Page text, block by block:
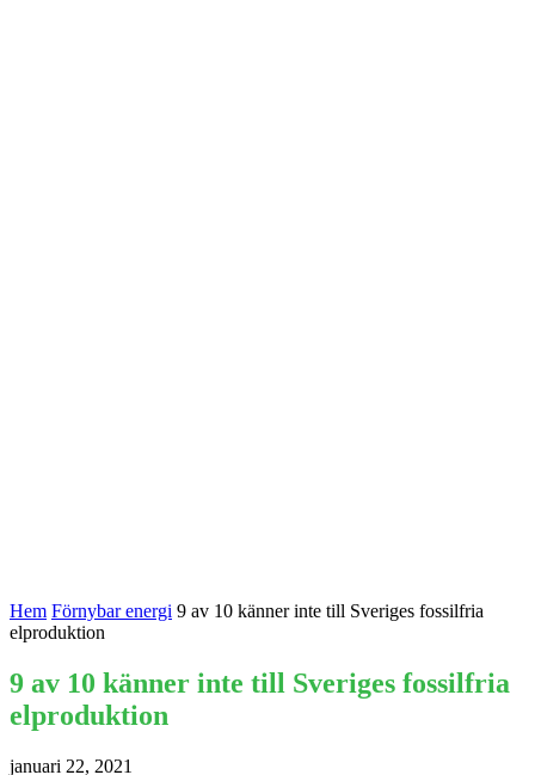
Hem Förnybar energi 9 av 10 känner inte till Sveriges fossilfria
elproduktion
9 av 10 känner inte till Sveriges fossilfria
elproduktion
januari 22, 2021